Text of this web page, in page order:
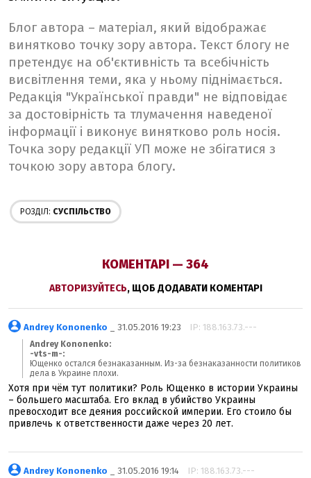
Блог автора – матеріал, який відображає
винятково точку зору автора. Текст блогу не
претендує на об'єктивність та всебічність
висвітлення теми, яка у ньому піднімається.
Редакція "Української правди" не відповідає
за достовірність та тлумачення наведеної
інформації і виконує винятково роль носія.
Точка зору редакції УП може не збігатися з
точкою зору автора блогу.
РОЗДІЛ: СУСПІЛЬСТВО
КОМЕНТАРІ — 364
АВТОРИЗУЙТЕСЬ, ЩОБ ДОДАВАТИ КОМЕНТАРІ
Andrey Kononenko _ 31.05.2016 19:23 IP: 188.163.73.---
Andrey Kononenko:
-vts-m-:
Ющенко остался безнаказанным. Из-за безнаказанности политиков
дела в Украине плохи.
Хотя при чём тут политики? Роль Ющенко в истории Украины
– большего масштаба. Его вклад в убийство Украины
превосходит все деяния российской империи. Его стоило бы
привлечь к ответственности даже через 20 лет.
Andrey Kononenko _ 31.05.2016 19:14 IP: 188.163.73.---